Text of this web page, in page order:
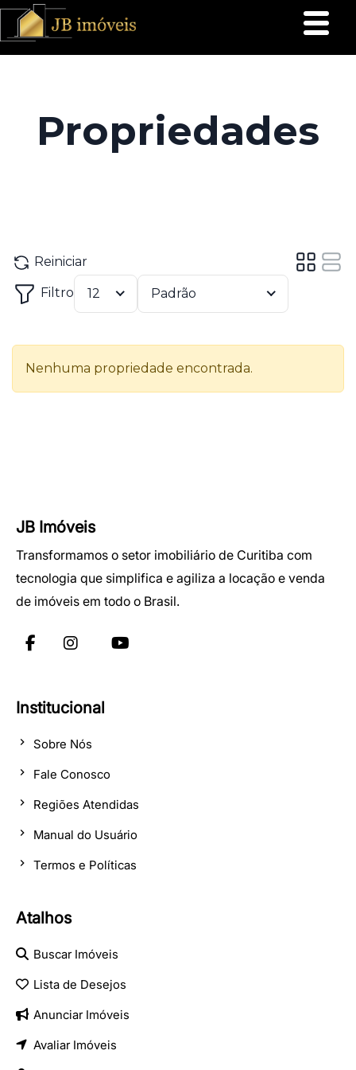
JB Imóveis
Transformamos o setor imobiliário de Curitiba com
tecnologia que simplifica e agiliza a locação e venda
de imóveis em todo o Brasil.
Institucional
Sobre Nós
Fale Conosco
Regiões Atendidas
Manual do Usuário
Termos e Políticas
Atalhos
Buscar Imóveis
Lista de Desejos
Anunciar Imóveis
Avaliar Imóveis